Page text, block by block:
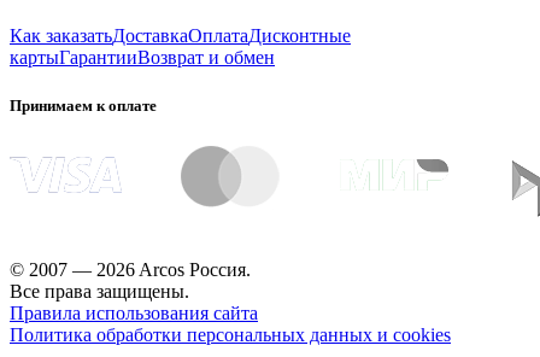
Как заказатьДоставкаОплатаДисконтные
картыГарантииВозврат и обмен
Принимаем к оплате
© 2007 — 2026 Arcos Россия.
Все права защищены.
Правила использования сайта
Политика обработки персональных данных и cookies